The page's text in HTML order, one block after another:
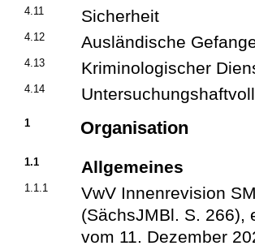
4.11 Sicherheit
4.12 Ausländische
4.13 Kriminologischer
4.14
1 Organisation
1.1 Allgemeines
1.1.1
VwV Innenrevision
(SächsJMBl. S. 266),
vom 11. Dezember